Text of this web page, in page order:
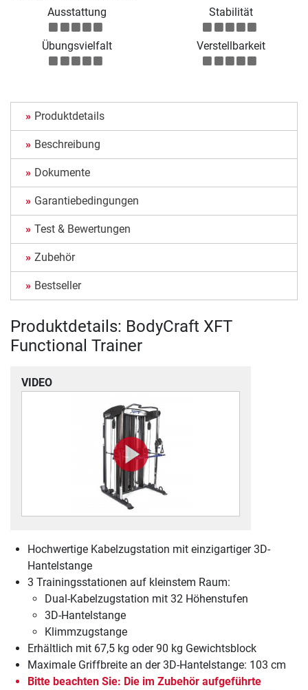
Ausstattung
Stabilität
Übungsvielfalt Verstellbarkeit
Produktdetails
Beschreibung
Dokumente
Garantiebedingungen
Test & Bewertungen
Zubehör
Bestseller
Produktdetails: BodyCraft XFT
Functional Trainer
VIDEO
Hochwertige Kabelzugstation mit einzigartiger 3D-
Hantelstange
3 Trainingsstationen auf kleinstem Raum:
Dual-Kabelzugstation mit 32 Höhenstufen
3D-Hantelstange
Klimmzugstange
Erhältlich mit 67,5 kg oder 90 kg Gewichtsblock
Maximale Griffbreite an der 3D-Hantelstange: 103 cm
Bitte beachten Sie: Die im Zubehör aufgeführte